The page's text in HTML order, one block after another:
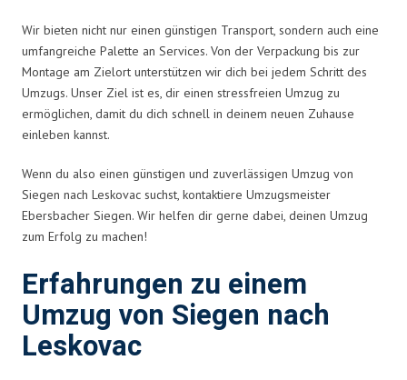
Wir bieten nicht nur einen günstigen Transport, sondern auch eine
umfangreiche Palette an Services. Von der Verpackung bis zur
Montage am Zielort unterstützen wir dich bei jedem Schritt des
Umzugs. Unser Ziel ist es, dir einen stressfreien Umzug zu
ermöglichen, damit du dich schnell in deinem neuen Zuhause
einleben kannst.
Wenn du also einen günstigen und zuverlässigen Umzug von
Siegen nach Leskovac suchst, kontaktiere Umzugsmeister
Ebersbacher Siegen. Wir helfen dir gerne dabei, deinen Umzug
zum Erfolg zu machen!
Erfahrungen zu einem
Umzug von Siegen nach
Leskovac